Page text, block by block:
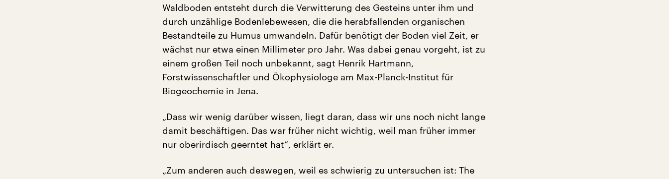
Waldboden entsteht durch die Verwitterung des Gesteins unter ihm und
durch unzählige Bodenlebewesen, die die herabfallenden organischen
Bestandteile zu Humus umwandeln. Dafür benötigt der Boden viel Zeit, er
wächst nur etwa einen Millimeter pro Jahr. Was dabei genau vorgeht, ist zu
einem großen Teil noch unbekannt, sagt Henrik Hartmann,
Forstwissenschaftler und Ökophysiologe am Max-Planck-Institut für
Biogeochemie in Jena.
„Dass wir wenig darüber wissen, liegt daran, dass wir uns noch nicht lange
damit beschäftigen. Das war früher nicht wichtig, weil man früher immer
nur oberirdisch geerntet hat“, erklärt er.
„Zum anderen auch deswegen, weil es schwierig zu untersuchen ist: The